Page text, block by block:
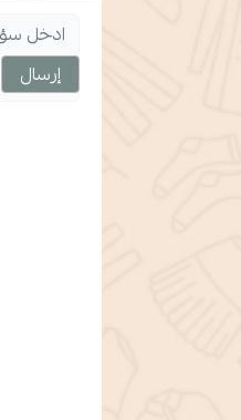
إرسال